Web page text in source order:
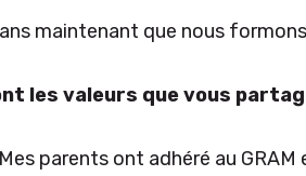
maintenant que nous
les valeurs que vous
parents ont adhéré au